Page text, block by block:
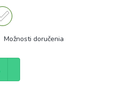
Možnosti doručenia